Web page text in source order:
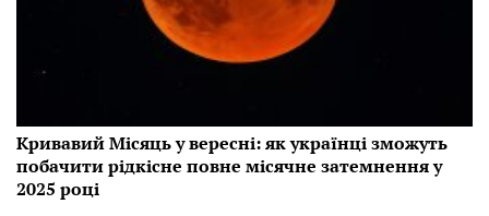
Кривавий Місяць у вересні: як українці зможуть
побачити рідкісне повне місячне затемнення у
2025 році